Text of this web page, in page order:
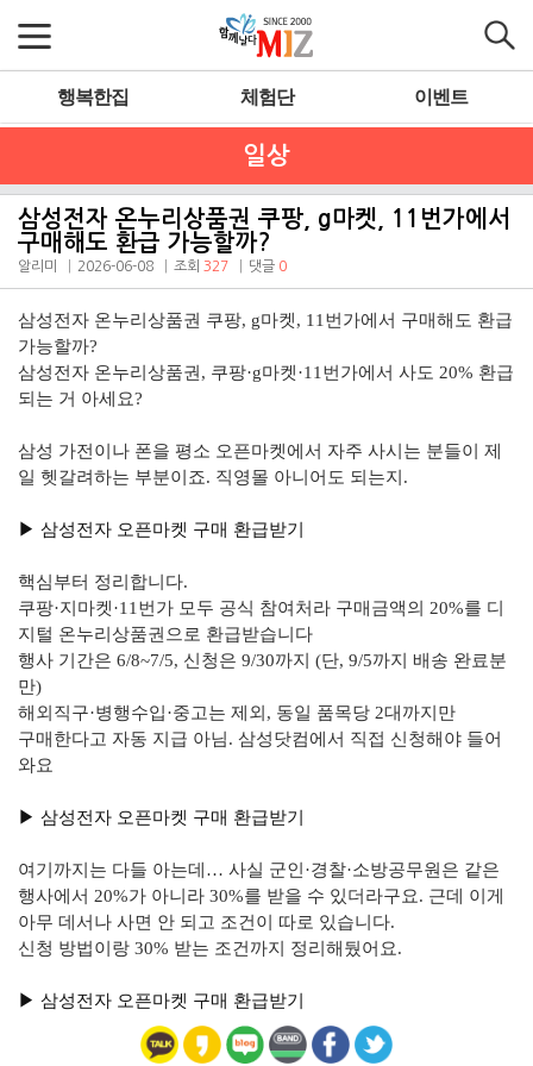
행복한집 체험단 이벤트
일상
삼성전자 온누리상품권 쿠팡, g마켓, 11번가에서
구매해도 환급 가능할까?
알리미 2026-06-08 조회 327 댓글 0
삼성전자 온누리상품권 쿠팡, g마켓, 11번가에서 구매해도 환급
가능할까?
삼성전자 온누리상품권, 쿠팡·g마켓·11번가에서 사도 20% 환급
되는 거 아세요?
삼성 가전이나 폰을 평소 오픈마켓에서 자주 사시는 분들이 제
일 헷갈려하는 부분이죠. 직영몰 아니어도 되는지.
▶︎ 삼성전자 오픈마켓 구매 환급받기
핵심부터 정리합니다.
쿠팡·지마켓·11번가 모두 공식 참여처라 구매금액의 20%를 디
지털 온누리상품권으로 환급받습니다
행사 기간은 6/8~7/5, 신청은 9/30까지 (단, 9/5까지 배송 완료분
만)
해외직구·병행수입·중고는 제외, 동일 품목당 2대까지만
구매한다고 자동 지급 아님. 삼성닷컴에서 직접 신청해야 들어
와요
▶︎ 삼성전자 오픈마켓 구매 환급받기
여기까지는 다들 아는데… 사실 군인·경찰·소방공무원은 같은
행사에서 20%가 아니라 30%를 받을 수 있더라구요. 근데 이게
아무 데서나 사면 안 되고 조건이 따로 있습니다.
신청 방법이랑 30% 받는 조건까지 정리해뒀어요.
▶︎ 삼성전자 오픈마켓 구매 환급받기